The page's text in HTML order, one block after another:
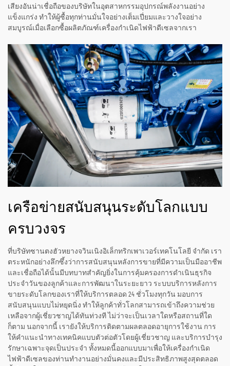
เสียงอันน่าเชื่อถือของบริษัทในอุตสาหกรรมอุปกรณ์พลังงานอย่าง
แข็งแกร่ง ทำให้ผู้ซื้อทุกท่านมั่นใจอย่างเต็มเปี่ยมและวางใจอย่าง
สมบูรณ์เมื่อเลือกซื้อผลิตภัณฑ์เครื่องกำเนิดไฟฟ้าดีเซลจากเรา
เครือข่ายสนับสนุนระดับโลกแบบ
ครบวงจร
ที่บริษัทซานตงฮัวหยางจวินเนิงอิเล็กทริกเพาเวอร์เทคโนโลยี จำกัด เรา
ตระหนักอย่างลึกซึ้งว่าการสนับสนุนหลังการขายที่มีความเป็นมืออาชีพ
และเชื่อถือได้นั้นมีบทบาทสำคัญยิ่งในการคุ้มครองการดำเนินธุรกิจ
ประจำวันของลูกค้าและการพัฒนาในระยะยาว ระบบบริการหลังการ
ขายระดับโลกของเราที่ให้บริการตลอด 24 ชั่วโมงทุกวัน มอบการ
สนับสนุนแบบไม่หยุดนิ่ง ทำให้ลูกค้าทั่วโลกสามารถเข้าถึงความช่วย
เหลือจากผู้เชี่ยวชาญได้ทันท่วงที ไม่ว่าจะเป็นเวลาใดหรือสถานที่ใด
ก็ตาม นอกจากนี้ เรายังให้บริการติดตามผลตลอดอายุการใช้งาน การ
ให้คำแนะนำทางเทคนิคแบบตัวต่อตัวโดยผู้เชี่ยวชาญ และบริการบำรุง
รักษาเฉพาะจุดเป็นประจำ ทั้งหมดนี้ออกแบบมาเพื่อให้เครื่องกำเนิด
ไฟฟ้าดีเซลของท่านทำงานอย่างมั่นคงและมีประสิทธิภาพสูงสุดตลอด